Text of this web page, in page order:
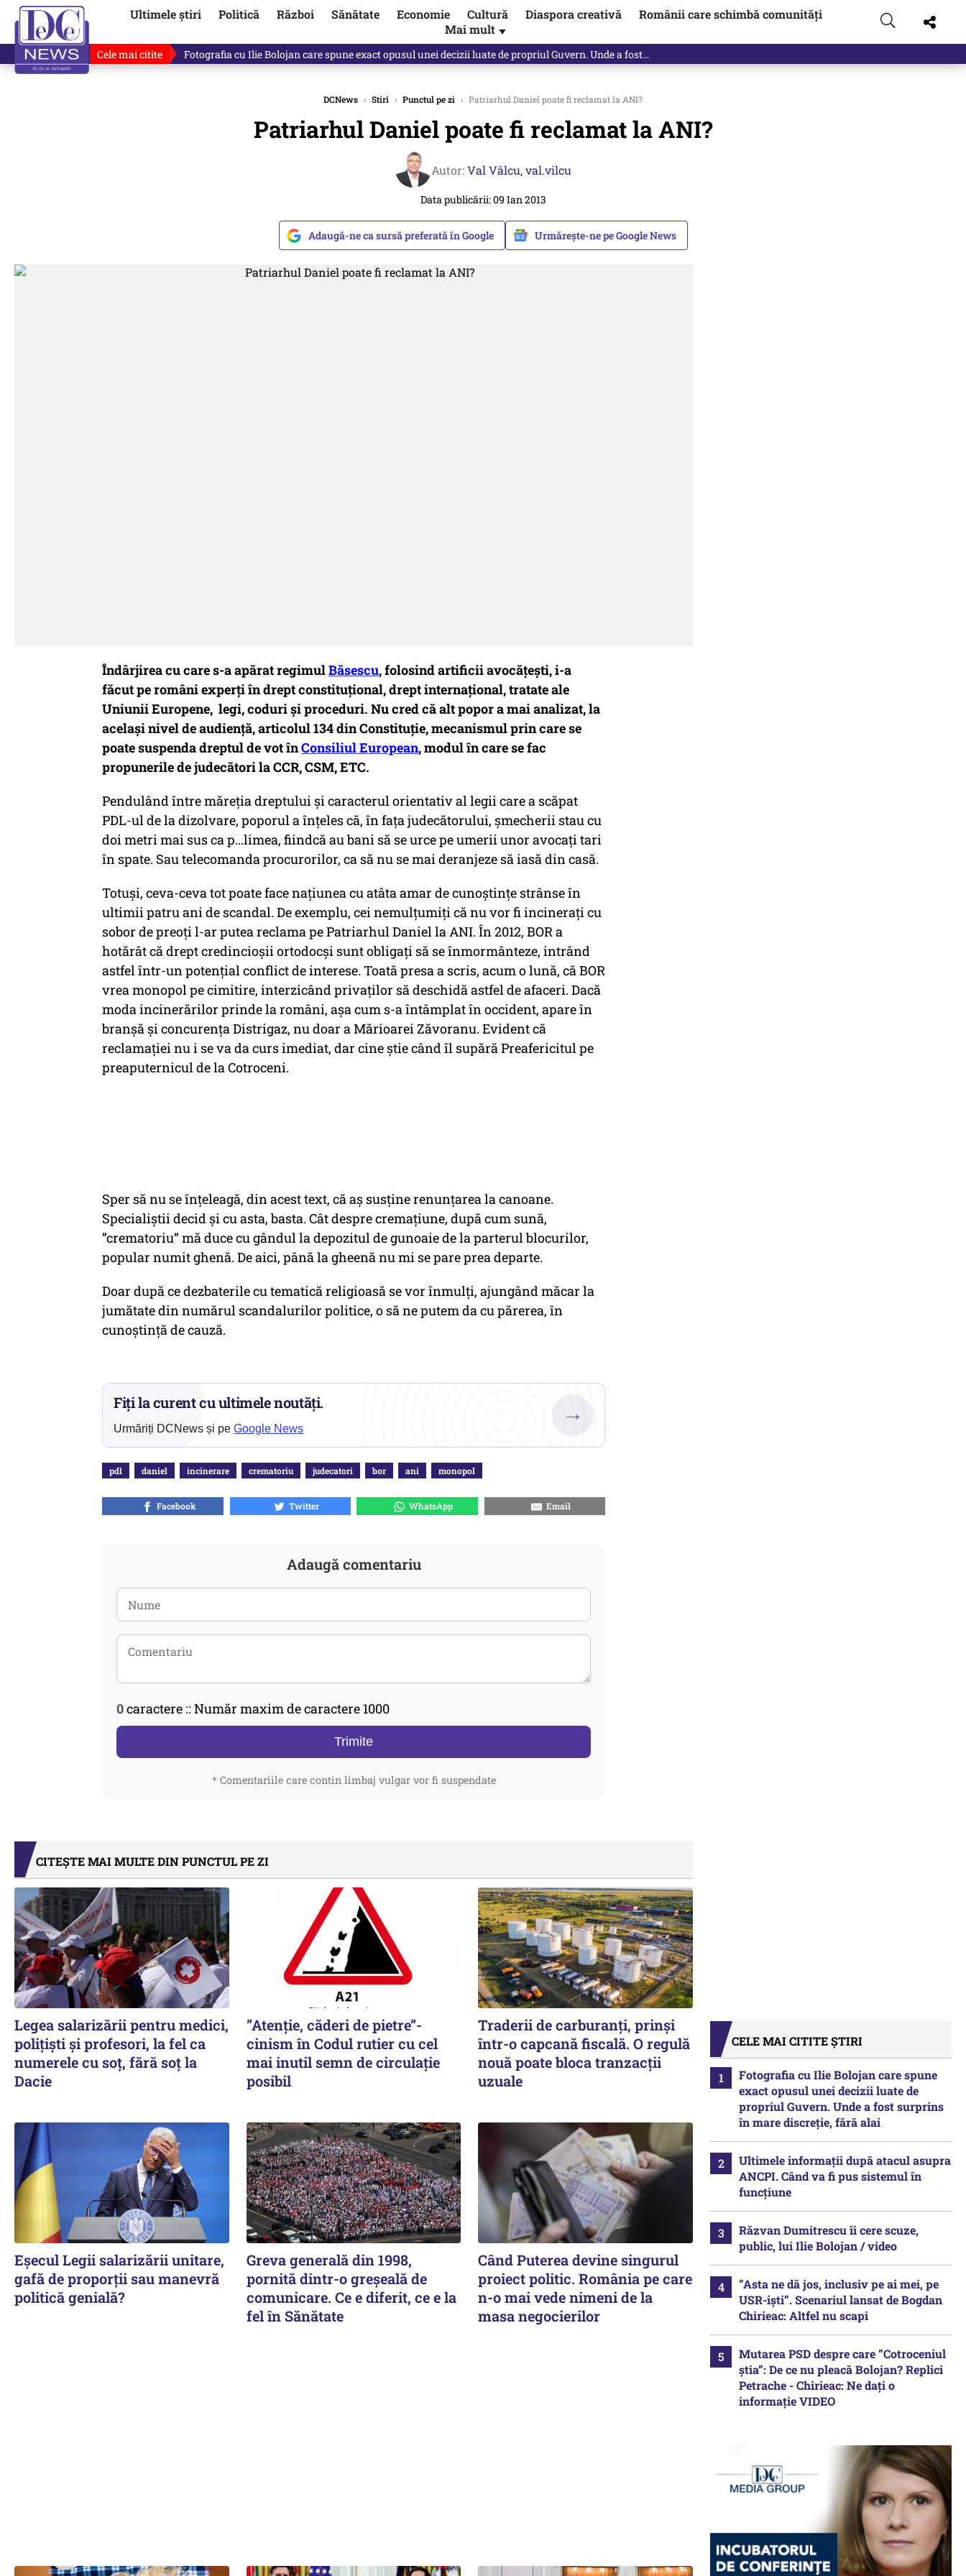
Ultimele știri Politică Război Sănătate Economie Cultură Diaspora creativă
Românii care schimbă comunități
Mai mult ▼
Cele mai citite De ce minte Ilie Bolojan? Ce spune Mircea Badea: E o minciună de mari proporții
DCNews › Stiri › Punctul pe zi › Patriarhul Daniel poate fi reclamat la ANI?
Patriarhul Daniel poate fi reclamat la ANI?
Autor:Val Vâlcu,val.vilcu
Data publicării: 09 Ian 2013
Adaugă-ne ca sursă preferată în Google Urmărește-ne pe Google News
Îndârjirea cu care s-a apărat regimulBăsescu, folosind artificii avocățești, i-a
făcut pe români experți în drept constituțional, drept internațional, tratate ale
Uniunii Europene, legi, coduri și proceduri. Nu cred că alt popor a mai analizat, la
același nivel de audiență, articolul 134 din Constituție, mecanismul prin care se
poate suspenda dreptul de vot înConsiliul European, modul în care se fac
propunerile de judecători la CCR, CSM, ETC.
Pendulând între măreția dreptului și caracterul orientativ al legii care a scăpat
PDL-ul de la dizolvare, poporul a înțeles că, în fața judecătorului, șmecherii stau cu
doi metri mai sus ca p...limea, fiindcă au bani să se urce pe umerii unor avocați tari
în spate. Sau telecomanda procurorilor, ca să nu se mai deranjeze să iasă din casă.
Totuși, ceva-ceva tot poate face națiunea cu atâta amar de cunoștințe strânse în
ultimii patru ani de scandal. De exemplu, cei nemulțumiți că nu vor fi incinerați cu
sobor de preoți l-ar putea reclama pe Patriarhul Daniel la ANI. În 2012, BOR a
hotărât că drept credincioșii ortodocși sunt obligați să se înmormânteze, intrând
astfel într-un potențial conflict de interese. Toată presa a scris, acum o lună, că BOR
vrea monopol pe cimitire, interzicând privaților să deschidă astfel de afaceri. Dacă
moda incinerărilor prinde la români, așa cum s-a întâmplat în occident, apare în
branșă și concurența Distrigaz, nu doar a Mărioarei Zăvoranu. Evident că
reclamației nu i se va da curs imediat, dar cine știe când îl supără Preafericitul pe
preaputernicul de la Cotroceni.
Sper să nu se înțeleagă, din acest text, că aș susține renunțarea la canoane.
Specialiștii decid și cu asta, basta. Cât despre cremațiune, după cum sună,
”crematoriu” mă duce cu gândul la depozitul de gunoaie de la parterul blocurilor,
popular numit ghenă. De aici, până la gheenă nu mi se pare prea departe.
Doar după ce dezbaterile cu tematică religioasă se vor înmulți, ajungând măcar la
jumătate din numărul scandalurilor politice, o să ne putem da cu părerea, în
cunoștință de cauză.
Fiți la curent cu ultimele noutăți.
Urmăriți DCNews și pe Google News
→
pdl daniel incinerare crematoriu judecatori bor ani monopol
Facebook Twitter WhatsApp Email
Adaugă comentariu
0caractere :: Număr maxim de caractere 1000
Trimite
* Comentariile care contin limbaj vulgar vor fi suspendate
CITEȘTE MAI MULTE DIN PUNCTUL PE ZI
Legea salarizării pentru medici,
polițiști și profesori, la fel ca
numerele cu soț, fără soț la
Dacie
”Atenție, căderi de pietre”-
cinism în Codul rutier cu cel
mai inutil semn de circulație
posibil
Traderii de carburanți, prinși
într-o capcană fiscală. O regulă
nouă poate bloca tranzacții
uzuale
Eșecul Legii salarizării unitare,
gafă de proporții sau manevră
politică genială?
Greva generală din 1998,
pornită dintr-o greșeală de
comunicare. Ce e diferit, ce e la
fel în Sănătate
Când Puterea devine singurul
proiect politic. România pe care
n-o mai vede nimeni de la
masa negocierilor
CELE MAI CITITE ȘTIRI
Fotografia cu Ilie Bolojan care spune
exact opusul unei decizii luate de
propriul Guvern. Unde a fost surprins
în mare discreție, fără alai
Ultimele informații după atacul asupra
ANCPI. Când va fi pus sistemul în
funcțiune
Răzvan Dumitrescu îi cere scuze,
public, lui Ilie Bolojan / video
”Asta ne dă jos, inclusiv pe ai mei, pe
USR-iști”. Scenariul lansat de Bogdan
Chirieac: Altfel nu scapi
Mutarea PSD despre care ”Cotroceniul
știa”: De ce nu pleacă Bolojan? Replici
Petrache - Chirieac: Ne dați o
informație VIDEO